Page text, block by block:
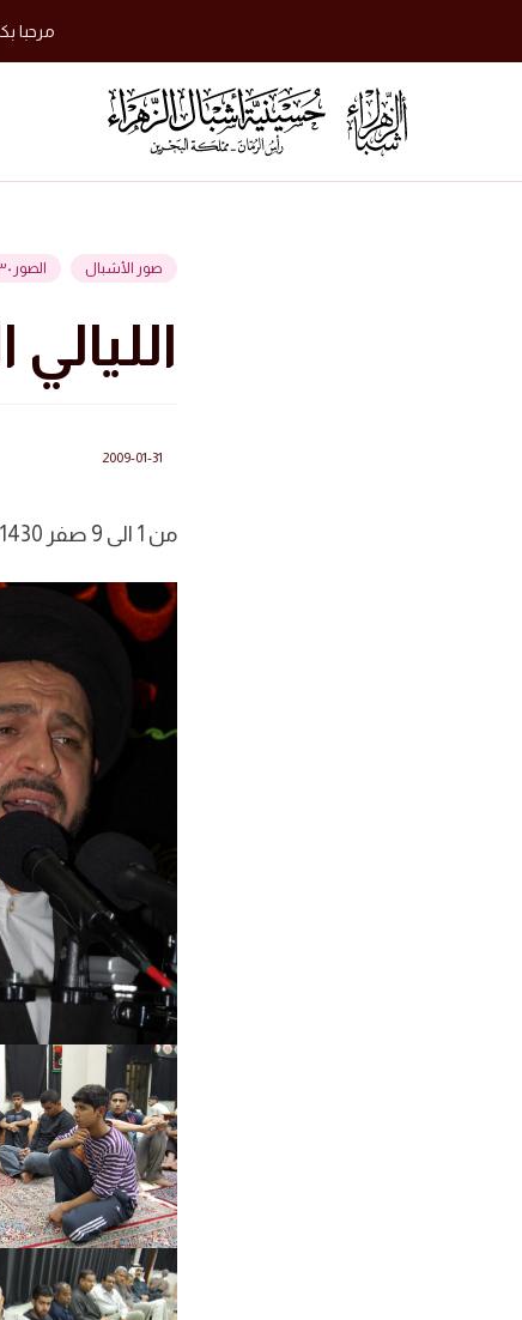
مرحبا
صور الأشبال الصور ١٤٣٠ هجرية
2009-01-31
من 1 الى 9 صفر 1430 هجرية || سماحة الخطيب الحسيني السيد ليث الموسوي